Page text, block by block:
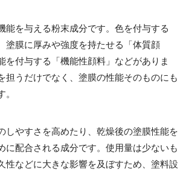
能を与える粉末成分です。色を付与する
塗膜に厚みや強度を持たせる「体質顔
を付与する「機能性顔料」などがありま
担うだけでなく、塗膜の性能そのものにも
しやすさを高めたり、乾燥後の塗膜性能を
に配合される成分です。使用量は少ないも
性などに大きな影響を及ぼすため、塗料設